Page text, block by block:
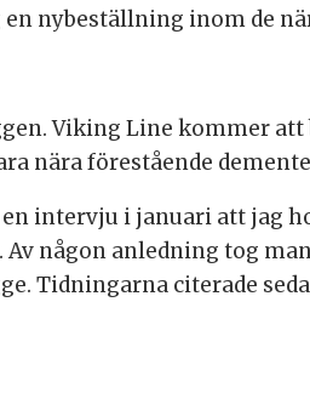
nybeställning inom de
Viking Line kommer
nära förestående
intervju i januari att jag
någon anledning tog
Tidningarna citerade